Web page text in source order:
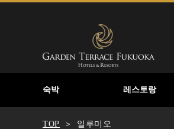
숙박 레스토랑
TOP 일루미오